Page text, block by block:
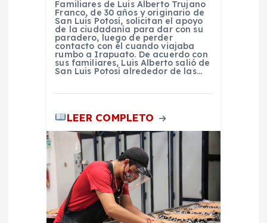
Familiares de Luis Alberto Trujano
Franco, de 30 años y originario de
San Luis Potosí, solicitan el apoyo
de la ciudadanía para dar con su
paradero, luego de perder
contacto con él cuando viajaba
rumbo a Irapuato. De acuerdo con
sus familiares, Luis Alberto salió de
San Luis Potosí alrededor de las…
LEER COMPLETO